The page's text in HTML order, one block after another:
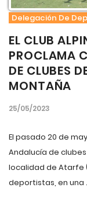
Delegación De
EL CLUB
PROCLAMA
DE CLUBES
MONTAÑA
25/05/2023
El pasado 20 de
Andalucía de
localidad de Atarfe
deportistas, en una